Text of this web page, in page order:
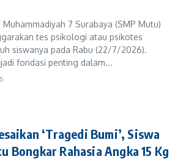
7 Surabaya (SMP Mutu)
tes psikologi atau psikotes
siswanya pada Rabu (22/7/2026).
fondasi penting dalam...
‘Tragedi Bumi’, Siswa
Bongkar Rahasia Angka 15 Kg